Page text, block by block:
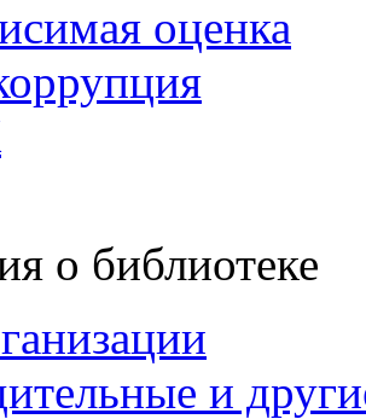
оценка
о библиотеке
и